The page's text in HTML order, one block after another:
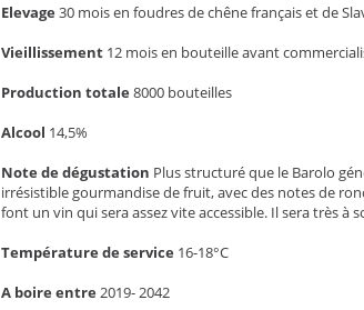
Elevage 30 mois en foudres de chêne français et de
Vieillissement 12 mois en bouteille avant
Production totale 8000 bouteilles
Alcool 14,5%
Note de dégustation Plus structuré que le Barolo
irrésistible gourmandise de fruit, avec des notes de
font un vin qui sera assez vite accessible. Il sera très
Température de service 16-18°C
A boire entre 2019- 2042